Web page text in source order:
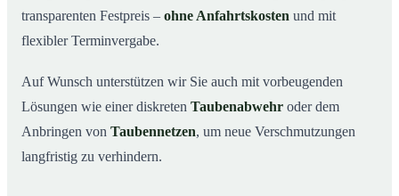
transparenten Festpreis – ohne Anfahrtskosten und mit
flexibler Terminvergabe.
Auf Wunsch unterstützen wir Sie auch mit vorbeugenden
Lösungen wie einer diskreten Taubenabwehr oder dem
Anbringen von Taubennetzen, um neue Verschmutzungen
langfristig zu verhindern.